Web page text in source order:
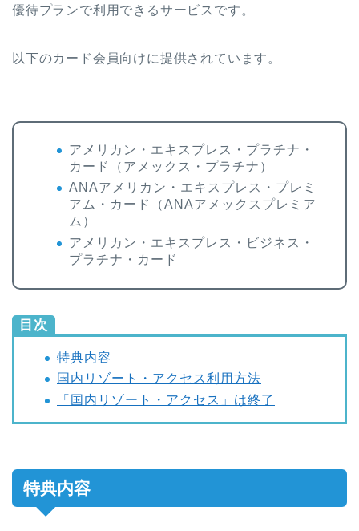
優待プランで利用できるサービスです。
以下のカード会員向けに提供されています。
アメリカン・エキスプレス・プラチナ・
カード（アメックス・プラチナ）
ANAアメリカン・エキスプレス・プレミ
アム・カード（ANAアメックスプレミア
ム）
アメリカン・エキスプレス・ビジネス・
プラチナ・カード
目次
特典内容
国内リゾート・アクセス利用方法
「国内リゾート・アクセス」は終了
特典内容